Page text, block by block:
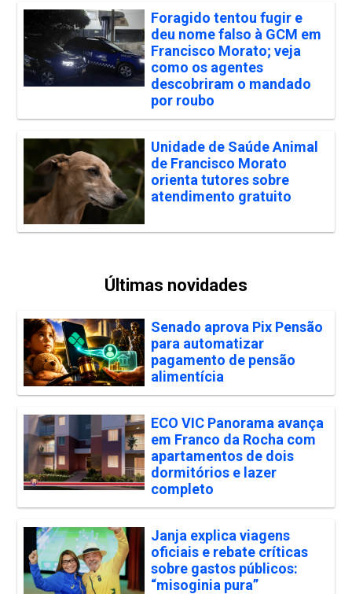
Foragido tentou fugir e
deu nome falso à GCM em
Francisco Morato; veja
como os agentes
descobriram o mandado
por roubo
Unidade de Saúde Animal
de Francisco Morato
orienta tutores sobre
atendimento gratuito
Últimas novidades
Senado aprova Pix Pensão
para automatizar
pagamento de pensão
alimentícia
ECO VIC Panorama avança
em Franco da Rocha com
apartamentos de dois
dormitórios e lazer
completo
Janja explica viagens
oficiais e rebate críticas
sobre gastos públicos:
“misoginia pura”